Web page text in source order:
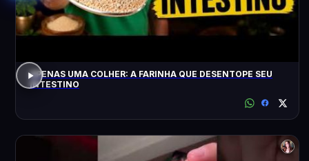
APENAS UMA COLHER: A FARINHA QUE DESENTOPE SEU
INTESTINO